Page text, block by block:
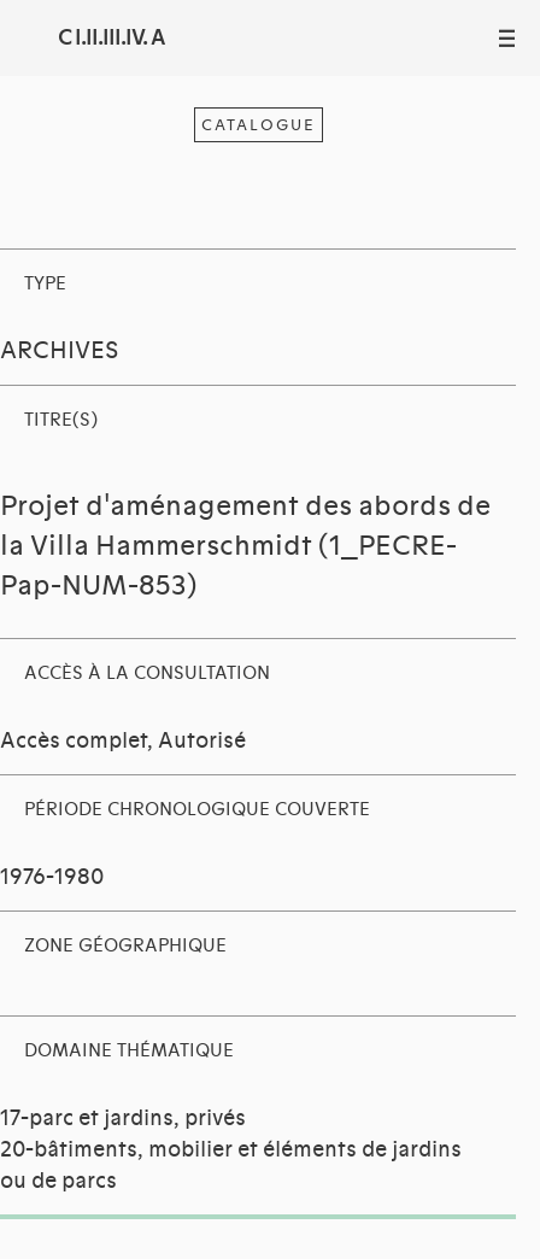
C I.II.III.IV. A III
CATALOGUE
TYPE
ARCHIVES
TITRE(S)
Projet d'aménagement des abords de
la Villa Hammerschmidt (1_PECRE-
Pap-NUM-853)
ACCÈS À LA CONSULTATION
Accès complet, Autorisé
PÉRIODE CHRONOLOGIQUE COUVERTE
1976-1980
ZONE GÉOGRAPHIQUE
DOMAINE THÉMATIQUE
17-parc et jardins, privés
20-bâtiments, mobilier et éléments de jardins
ou de parcs